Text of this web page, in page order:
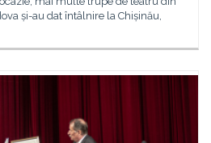
și-au dat întâlnire la Chișinău,